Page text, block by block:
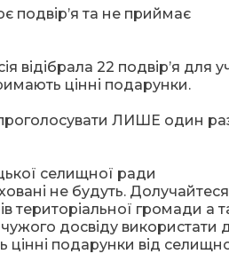
подвір’я та не приймає
22 подвір’я для
цінні подарунки.
ЛИШЕ один
селищної ради
не будуть.
територіальної громади а
досвіду використати
подарунки від